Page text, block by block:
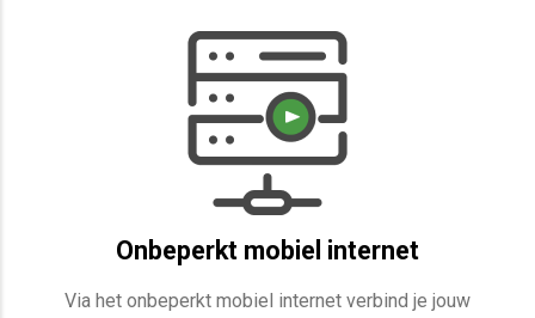
Onbeperkt mobiel internet
Via het onbeperkt mobiel internet verbind je jouw